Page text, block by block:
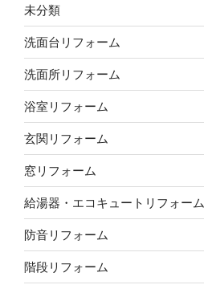
未分類
洗面台リフォーム
洗面所リフォーム
浴室リフォーム
玄関リフォーム
窓リフォーム
給湯器・エコキュートリフォーム
防音リフォーム
階段リフォーム